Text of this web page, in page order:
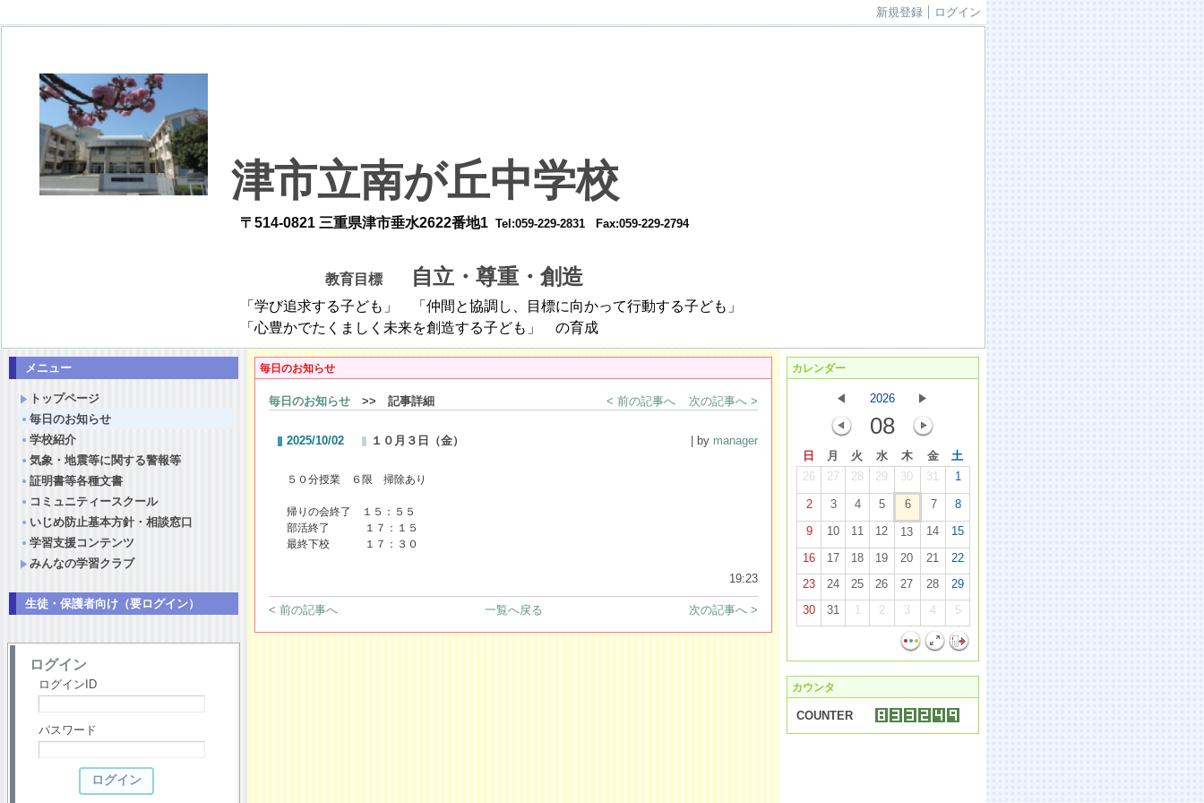
新規登録 ログイン
津市立南が丘中学校
〒514-0821 三重県津市垂水2622番地1 Tel:059-229-2831 Fax:059-229-2794
教育目標 自立・尊重・創造
「学び追求する子ども」 「仲間と協調し、目標に向かって行動する子ども」
「心豊かでたくましく未来を創造する子ども 」 の育成
メニュー
トップページ
毎日のお知らせ
学校紹介
気象・地震等に関する警報等
証明書等各種文書
コミュニティースクール
いじめ防止基本方針・相談窓口
学習支援コンテンツ
みんなの学習クラブ
生徒・保護者向け（要ログイン）
ログイン
ログインID
パスワード
毎日のお知らせ
毎日のお知らせ >> 記事詳細 < 前の記事へ 次の記事へ >
2025/10/02 １０月３日（金） | by manager
５０分授業 ６限 掃除あり
帰りの会終了 １５：５５
部活終了 １７：１５
最終下校 １７：３０
19:23
< 前の記事へ 次の記事へ >
一覧へ戻る
カレンダー
2026
08
日 月 火 水 木 金
土
26
27 28 29 30 31 1
2 3 4 5 6 7
8
9
10 11 12 13 14
15
16
17 18 19 20 21
22
23
24 25 26 27 28
29
30
31 1 2 3 4 5
カウンタ
COUNTER